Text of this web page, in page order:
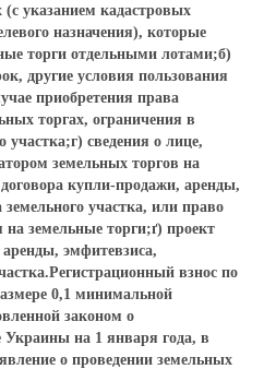
указанием кадастровых
назначения), которые
торги отдельными лотами;б)
другие условия пользования
приобретения права
торгах, ограничения в
участка;г) сведения о лице,
земельных торгов на
купли-продажи, аренды,
участка, или право
земельные торги;ґ) проект
эмфитевзиса,
взнос по
0,1 минимальной
законом о
Украины на 1 января года, в
о проведении земельных